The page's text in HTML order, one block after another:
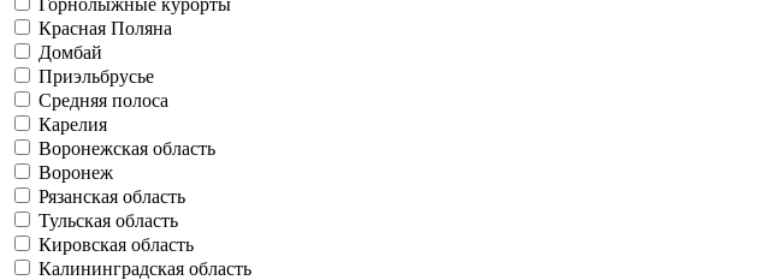
Горнолыжные курорты
Красная Поляна
Домбай
Приэльбрусье
Средняя полоса
Карелия
Воронежская область
Воронеж
Рязанская область
Тульская область
Кировская область
Калининградская область